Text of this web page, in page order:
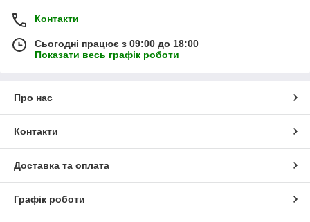
Контакти
Сьогодні працює з 09:00 до 18:00
Показати весь графік роботи
Про нас
Контакти
Доставка та оплата
Графік роботи